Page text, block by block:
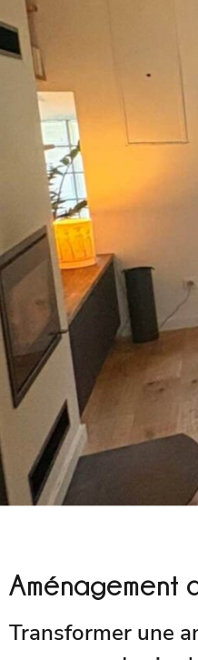
Aménagement
Transformer une